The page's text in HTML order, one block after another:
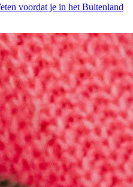
voordat je in het Buitenland